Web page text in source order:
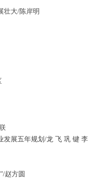
壮大/陈岸明
发展五年规划/龙 飞 巩 键 李
赵方圆